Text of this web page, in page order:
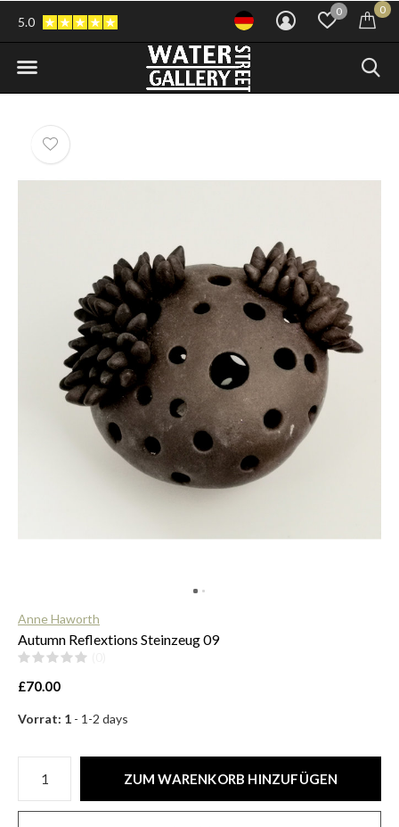
0 0
5.0
Anne Haworth
Autumn Reflextions Steinzeug 09
£70.00
Vorrat: 1 - 1-2 days
ZUM WARENKORB HINZUFÜGEN